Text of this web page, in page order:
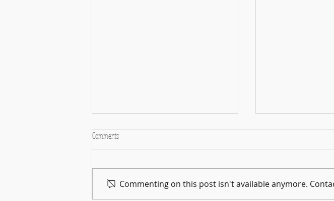
Comments
Commenting on this post isn't available anymore.